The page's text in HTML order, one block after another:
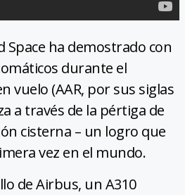
Space ha demostrado con
durante el
vuelo (AAR, por sus siglas
a través de la pértiga de
cisterna – un logro que
vez en el mundo.
de Airbus, un A310